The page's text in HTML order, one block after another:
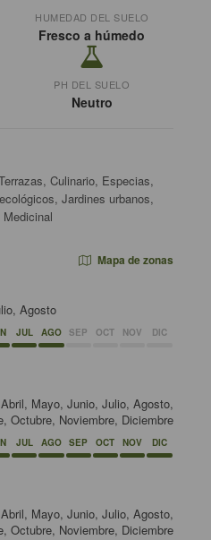
HUMEDAD DEL SUELO
Fresco a húmedo
PH DEL SUELO
Neutro
Culinario, Especias,
Jardines urbanos,
Mapa de zonas
Agosto
JUL AGO SEP OCT NOV DIC
Mayo, Junio, Julio, Agosto,
Octubre, Noviembre, Diciembre
JUL AGO SEP OCT NOV DIC
Mayo, Junio, Julio, Agosto,
Octubre, Noviembre, Diciembre